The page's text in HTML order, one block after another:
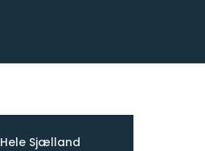
Sjælland